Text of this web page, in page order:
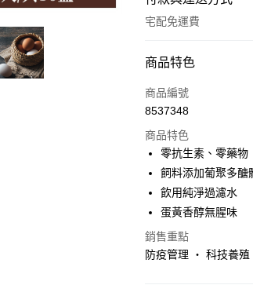
宅配免運費
付款方式
信用卡一次付款
Google Pay
ATM付款
運送方式
宅配
商品特色
商品編號
8537348
商品特色
零抗生素、零藥物
飼料添加葡聚多醣
飲用純淨過濾水
蛋黃香醇無腥味
銷售重點
防疫管理 ‧ 科技養